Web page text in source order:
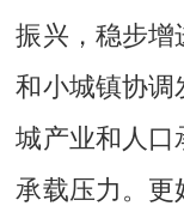
振兴，稳步增
和小城镇协调
城产业和人口
承载压力。更